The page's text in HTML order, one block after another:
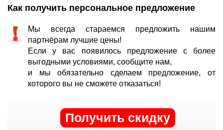
Как получить персональное предложение
Мы всегда стараемся предложить нашим
партнёрам лучшие цены!
Если у вас появилось предложение с более
выгодными условиями, сообщите нам,
и мы обязательно сделаем предложение, от
которого вы не сможете отказаться!
Получить скидку